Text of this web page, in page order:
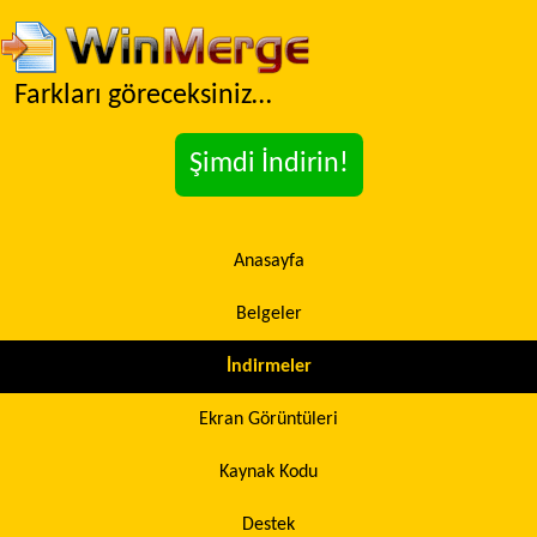
Farkları göreceksiniz…
Şimdi İndirin!
Anasayfa
Belgeler
İndirmeler
Ekran Görüntüleri
Kaynak Kodu
Destek